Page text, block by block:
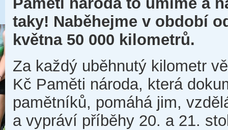
taky! Naběhejme v období
května 50 000 kilometrů.
Za každý uběhnutý kilometr
Kč Paměti národa, která
pamětníků, pomáhá jim,
a vypráví příběhy 20. a 21.